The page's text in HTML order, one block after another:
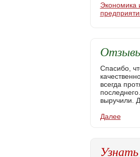
Экономика
Спасибо,
всегда
выручили.
Далее